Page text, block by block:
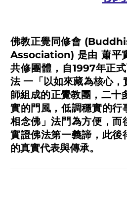
佛教正覺同修會
Association) 是由 蕭平
共修團體，自1997年正
法 一 「以如來藏為核心
師組成的正覺教團，二十
實的門風，低調穩實的
相念佛」法門為方便，
實證佛法第一義諦，此
的真實代表與傳承。